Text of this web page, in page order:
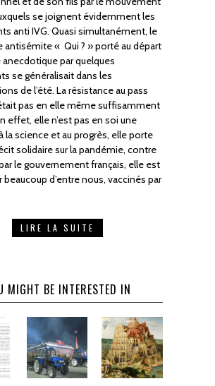
se joignent évidemment les
anti IVG. Quasi simultanément, le
antisémite « Qui ? » porté au départ
par quelques
se généralisait dans les
de l’été. La résistance au pass
pas en elle même suffisamment
effet, elle n’est pas en soi une
la science et au progrès, elle porte
solidaire sur la pandémie, contre
le gouvernement français, elle est
d’entre nous, vaccinés par
LIRE LA SUITE
MIGHT BE INTERESTED IN